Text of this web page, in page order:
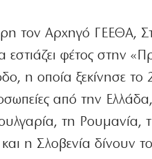
τον Αρχηγό ΓΕΕΘΑ,
φέτος στην
η οποία ξεκίνησε το
από την
τη Ρουμανία,
και η Σλοβενία